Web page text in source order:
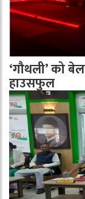
‘गौथली’ को
हाउसफुल